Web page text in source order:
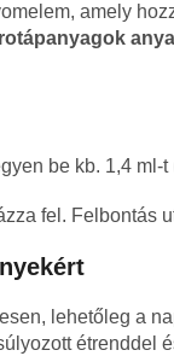
amely
be kb. 1,4 ml-
fel. Felbontás
lehetőleg a
étrenddel